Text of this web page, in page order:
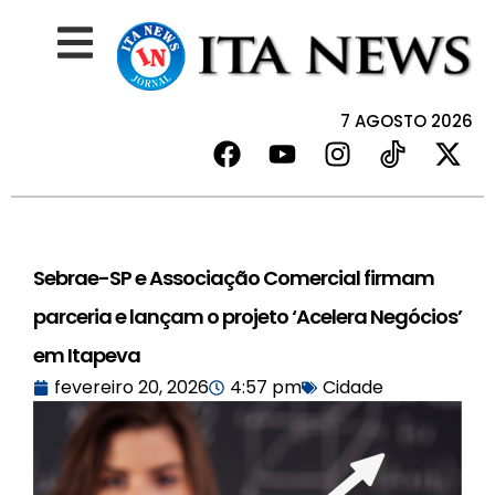
7 AGOSTO 2026
Sebrae-SP e Associação Comercial firmam
parceria e lançam o projeto ‘Acelera Negócios’
em Itapeva
fevereiro 20, 2026 4:57 pm Cidade